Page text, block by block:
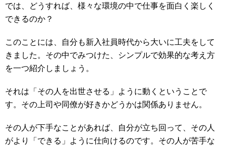
では、どうすれば、様々な環境の中で仕事を面白く楽しく
できるのか？
このことには、自分も新入社員時代から大いに工夫をして
きました。その中でみつけた、シンプルで効果的な考え方
を一つ紹介しましょう。
それは「その人を出世させる」ように動くということで
す。その上司や同僚が好きかどうかは関係ありません。
その人が下手なことがあれば、自分が立ち回って、その人
がより「できる」ように仕向けるのです。その人が苦手な